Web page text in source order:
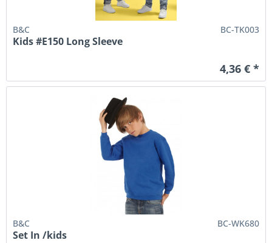
B&C BC-TK003
Kids #E150 Long Sleeve
4,36 € *
B&C BC-WK680
Set In /kids